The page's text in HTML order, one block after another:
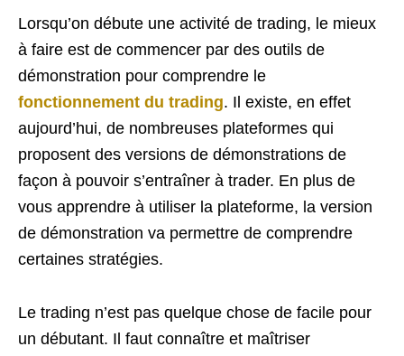
Lorsqu’on débute une activité de trading, le mieux
à faire est de commencer par des outils de
démonstration pour comprendre le
fonctionnement du trading. Il existe, en effet
aujourd’hui, de nombreuses plateformes qui
proposent des versions de démonstrations de
façon à pouvoir s’entraîner à trader. En plus de
vous apprendre à utiliser la plateforme, la version
de démonstration va permettre de comprendre
certaines stratégies.
Le trading n’est pas quelque chose de facile pour
un débutant. Il faut connaître et maîtriser